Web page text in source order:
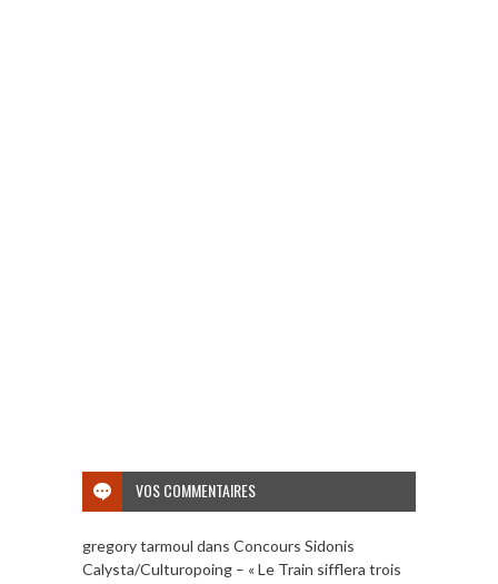
VOS COMMENTAIRES
gregory tarmoul dans Concours Sidonis
Calysta/Culturopoing – « Le Train sifflera trois